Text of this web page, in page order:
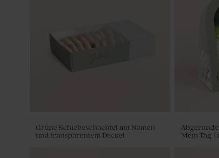
Grüne Schiebeschachtel mit Namen
und transparentem Deckel
'Mein Tag'